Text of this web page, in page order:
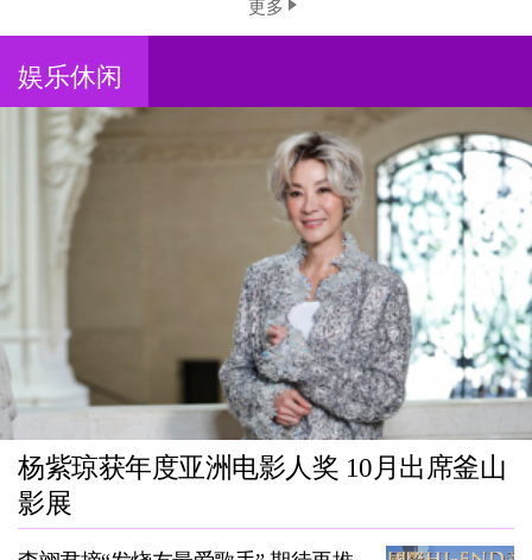
更多
娱乐休闲
杨紫琼获年度亚洲电影人奖 10月出席釜山
影展